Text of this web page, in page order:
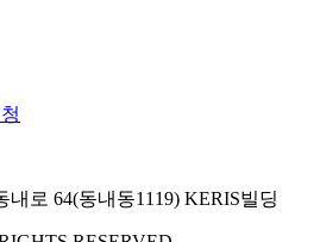
내로 64(동내동1119) KERIS빌딩